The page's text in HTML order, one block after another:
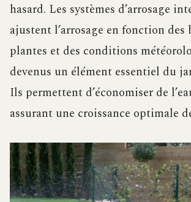
hasard. Les systèmes d’arrosage
ajustent l’arrosage en fonction des
plantes et des conditions
devenus un élément essentiel du
Ils permettent d’économiser de
assurant une croissance optimale